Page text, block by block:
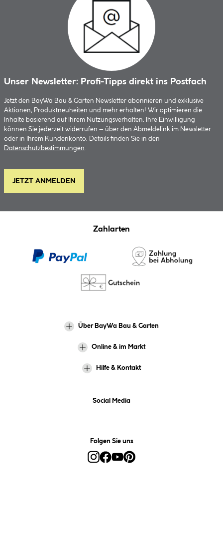
Unser Newsletter: Profi-Tipps direkt ins Postfach
Jetzt den BayWa Bau & Garten Newsletter abonnieren und exklusive
Aktionen, Produktneuheiten und mehr erhalten! Wir optimieren die
Inhalte basierend auf Ihrem Nutzungsverhalten. Ihre Einwilligung
können Sie jederzeit widerrufen – über den Abmeldelink im Newsletter
oder in Ihrem Kundenkonto. Details finden Sie in den
Datenschutzbestimmungen.
JETZT ANMELDEN
Zahlarten
Über BayWa Bau & Garten
Online & im Markt
Hilfe & Kontakt
Social Media
Folgen Sie uns